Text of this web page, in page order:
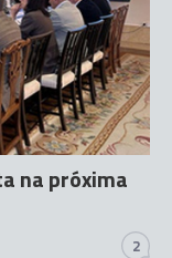
na próxima
2